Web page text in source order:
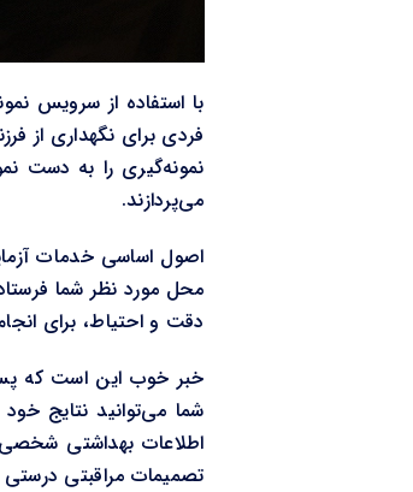
با استفاده از سرویس
فردی برای نگهداری از
نمونه‌گیری را به دست
می‌پردازند.
اصول اساسی خدمات
محل مورد نظر شما
دقت و احتیاط، برای
خبر خوب این است که پس
شما می‌توانید نتایج
اطلاعات بهداشتی شخصی
تصمیمات مراقبتی درستی